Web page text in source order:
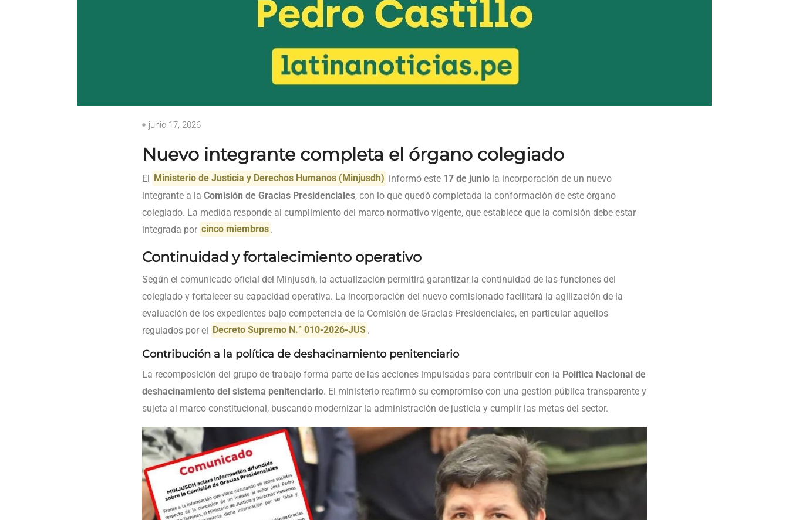
junio 17, 2026
Nuevo integrante completa el órgano colegiado
El Ministerio de Justicia y Derechos Humanos (Minjusdh) informó este 17 de junio la incorporación de un nuevo
integrante a la Comisión de Gracias Presidenciales, con lo que quedó completada la conformación de este órgano
colegiado. La medida responde al cumplimiento del marco normativo vigente, que establece que la comisión debe estar
integrada por cinco miembros .
Continuidad y fortalecimiento operativo
Según el comunicado oficial del Minjusdh, la actualización permitirá garantizar la continuidad de las funciones del
colegiado y fortalecer su capacidad operativa. La incorporación del nuevo comisionado facilitará la agilización de la
evaluación de los expedientes bajo competencia de la Comisión de Gracias Presidenciales, en particular aquellos
regulados por el Decreto Supremo N.° 010-2026-JUS .
Contribución a la política de deshacinamiento penitenciario
La recomposición del grupo de trabajo forma parte de las acciones impulsadas para contribuir con la Política Nacional de
deshacinamiento del sistema penitenciario. El ministerio reafirmó su compromiso con una gestión pública transparente y
sujeta al marco constitucional, buscando modernizar la administración de justicia y cumplir las metas del sector.